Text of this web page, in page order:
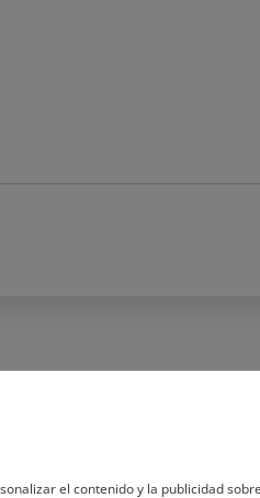
el contenido y la publicidad